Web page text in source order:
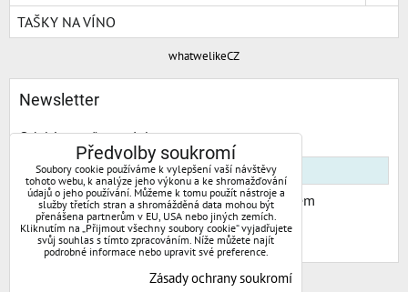
TAŠKY NA VÍNO
whatwelikeCZ
Newsletter
Odebírat naše novinky:
Chci se přihlásit k odběru novinek e-mailem
Odebírat
Předvolby soukromí
Soubory cookie používáme k vylepšení vaší návštěvy
tohoto webu, k analýze jeho výkonu a ke shromažďování
údajů o jeho používání. Můžeme k tomu použít nástroje a
služby třetích stran a shromážděná data mohou být
přenášena partnerům v EU, USA nebo jiných zemích.
Kliknutím na „Přijmout všechny soubory cookie“ vyjadřujete
svůj souhlas s tímto zpracováním. Níže můžete najít
podrobné informace nebo upravit své preference.
Zásady ochrany soukromí